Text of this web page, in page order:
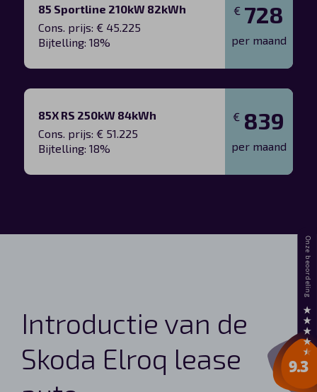
85 Sportline 210kW 82kWh
Cons. prijs: € 45.225
Bijtelling: 18%
€ 728
per maand
85X RS 250kW 84kWh
Cons. prijs: € 51.225
Bijtelling: 18%
€ 839
per maand
Introductie van de
Skoda Elroq lease